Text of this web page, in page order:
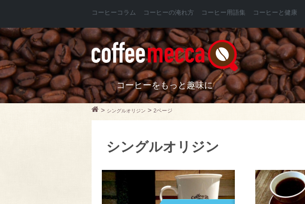
コーヒーコラム コーヒーの淹れ方 コーヒー用語集 コーヒーと健康
コーヒーをもっと趣味に
> シングルオリジン > 2ページ
シングルオリジン